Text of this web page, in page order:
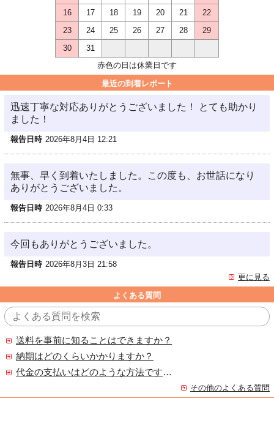
16
17 18 19 20 21
22
23
24 25 26 27 28
29
30
31
赤色の日は休業日です
最近の到着レポート
迅速丁寧な対応ありがとうございました！ とても助かり
ました！
報告日時 2026年8月4日 12:21
無事、早く到着いたしました。この度も、お世話になり
ありがとうございました。
報告日時 2026年8月4日 0:33
今回もありがとうございました。
報告日時 2026年8月3日 21:58
更に見る
よくある質問
送料を事前に知ることはできますか？
納期はどのくらいかかりますか？
代金の支払いはどのような方法ですか？
その他のよくある質問